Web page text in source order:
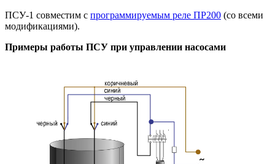
ПСУ-1 совместим с программируемым реле ПР200 (со всеми
модификациями).
Примеры работы ПСУ при управлении насосами